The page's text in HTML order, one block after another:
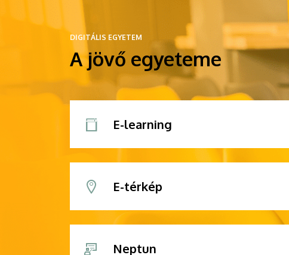
DIGITÁLIS EGYETEM
A jövő egyeteme
E-learning
E-térkép
Neptun